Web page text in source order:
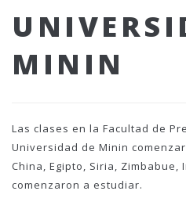
MININ
Las clases en la Facultad de
Universidad de Minin
China, Egipto, Siria, Zimbabue,
comenzaron a estudiar.